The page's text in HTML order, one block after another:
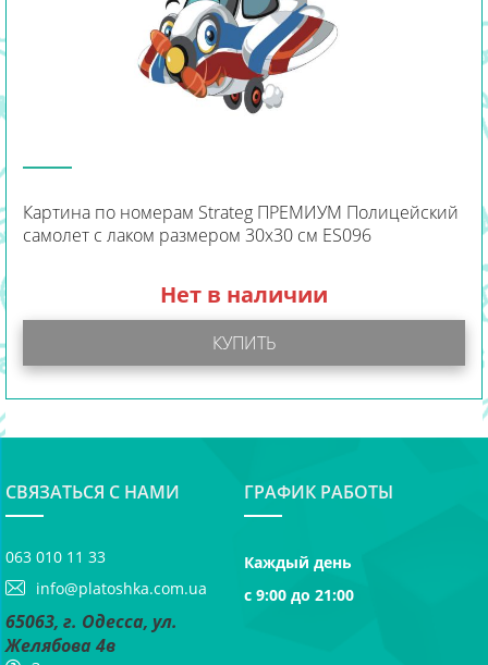
Картина по номерам Strateg ПРЕМИУМ Полицейский
самолет с лаком размером 30х30 см ES096
Нет в наличии
КУПИТЬ
СВЯЗАТЬСЯ С НАМИ
063 010 11 33
info@platoshka.com.ua
65063, г. Одесса, ул.
Желябова 4в
ГРАФИК РАБОТЫ
Каждый день
с 9:00 до 21:00